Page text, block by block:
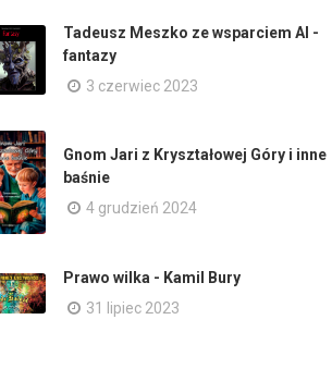
Tadeusz Meszko ze wsparciem AI -
fantazy
3 czerwiec 2023
Gnom Jari z Kryształowej Góry i inne
baśnie
4 grudzień 2024
Prawo wilka - Kamil Bury
31 lipiec 2023